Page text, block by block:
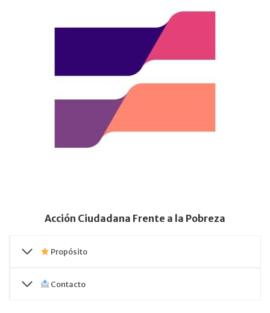
Acción Ciudadana Frente a la Pobreza
Propósito
Contacto